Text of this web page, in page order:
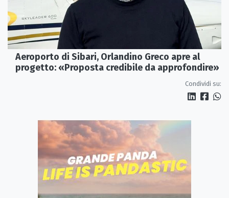
Aeroporto di Sibari, Orlandino Greco apre al
progetto: «Proposta credibile da approfondire»
Condividi su: